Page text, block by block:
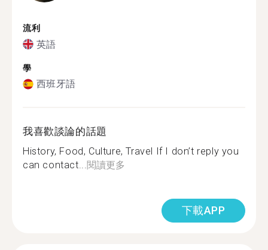
流利
英語
學
西班牙語
我喜歡談論的話題
History, Food, Culture, Travel If I don’t reply you
can contact...閱讀更多
下載APP